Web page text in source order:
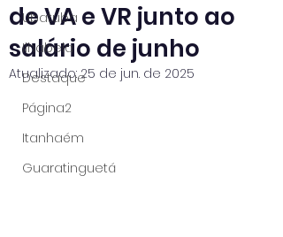
Ubatuba
Ilhabela
Destaque
Página2
Itanhaém
Guaratinguetá
de VA e VR junto ao
salário de junho
Atualizado:25 de jun. de 2025